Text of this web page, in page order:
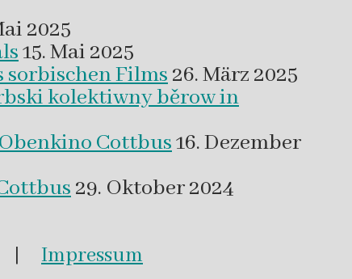
2025
15. Mai 2025
sorbischen Films26. März 2025
kolektiwny běrow in
Cottbus16. Dezember
29. Oktober 2024
Impressum